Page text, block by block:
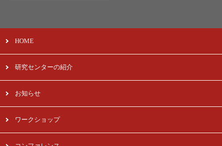
HOME
研究センターの紹介
お知らせ
ワークショップ